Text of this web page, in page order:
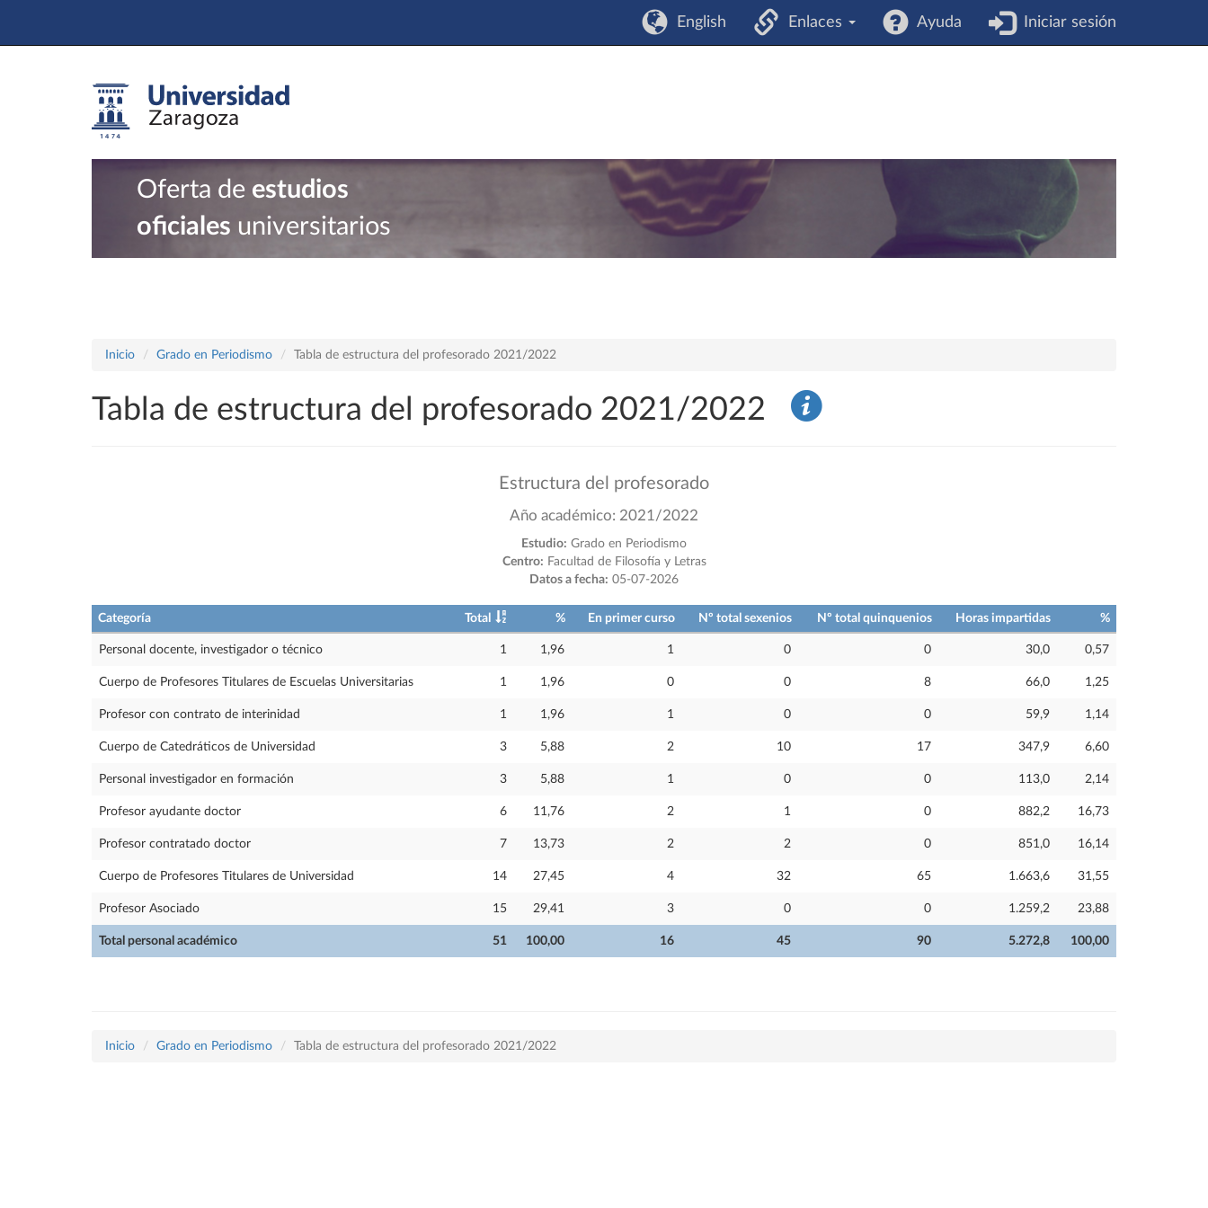
English Enlaces Ayuda Iniciar sesión
Oferta de estudios
oficiales universitarios
Inicio Grado en Periodismo Tabla de estructura del profesorado 2021/2022
Tabla de estructura del profesorado 2021/2022
Estructura del profesorado
Año académico: 2021/2022
Estudio: Grado en Periodismo
Centro: Facultad de Filosofía y Letras
Datos a fecha: 05-07-2026
Categoría Total % En primer curso Nº total sexenios Nº total quinquenios Horas impartidas %
Total personal académico 51 100,00 16 45 90 5.272,8 100,00
Personal docente, investigador o técnico 1 1,96 1 0 0 30,0 0,57
Cuerpo de Profesores Titulares de Escuelas Universitarias 1 1,96 0 0 8 66,0 1,25
Profesor con contrato de interinidad 1 1,96 1 0 0 59,9 1,14
Cuerpo de Catedráticos de Universidad 3 5,88 2 10 17 347,9 6,60
Personal investigador en formación 3 5,88 1 0 0 113,0 2,14
Profesor ayudante doctor 6 11,76 2 1 0 882,2 16,73
Profesor contratado doctor 7 13,73 2 2 0 851,0 16,14
Cuerpo de Profesores Titulares de Universidad 14 27,45 4 32 65 1.663,6 31,55
Profesor Asociado 15 29,41 3 0 0 1.259,2 23,88
Inicio Grado en Periodismo Tabla de estructura del profesorado 2021/2022